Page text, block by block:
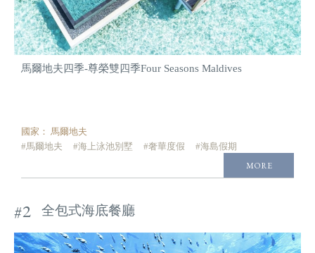
馬爾地夫四季-尊榮雙四季Four Seasons Maldives
國家： 馬爾地夫
#馬爾地夫
#海上泳池別墅 #奢華度假 #海島假期
MORE
#2 全包式海底餐廳